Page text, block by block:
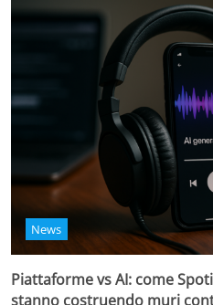
News
Piattaforme vs AI: come
stanno costruendo muri